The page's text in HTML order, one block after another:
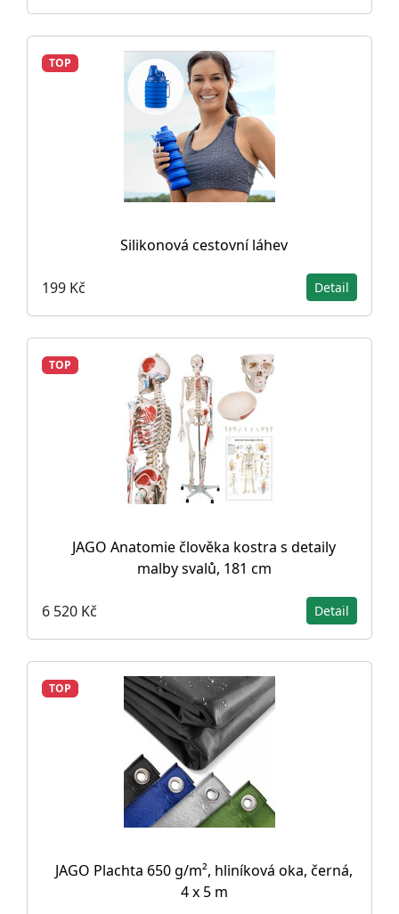
TOP
Silikonová cestovní láhev
199 Kč Detail
TOP
JAGO Anatomie člověka kostra s detaily
malby svalů, 181 cm
6 520 Kč Detail
TOP
JAGO Plachta 650 g/m², hliníková oka, černá,
4 x 5 m